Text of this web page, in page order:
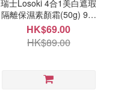
瑞士Losoki 4合1美白遮瑕
隔離保濕素顏霜(50g) 9月
尾
HK$69.00
HK$89.00